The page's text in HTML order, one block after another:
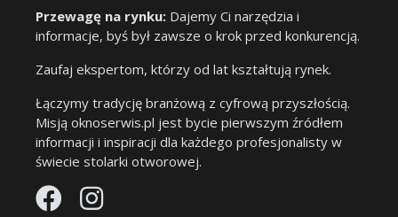
Przewagę na rynku: Dajemy Ci narzędzia i
informacje, byś był zawsze o krok przed konkurencją.
Zaufaj ekspertom, którzy od lat kształtują rynek.
Łączymy tradycję branżową z cyfrową przyszłością.
Misją oknoserwis.pl jest bycie pierwszym źródłem
informacji i inspiracji dla każdego profesjonalisty w
świecie stolarki otworowej.